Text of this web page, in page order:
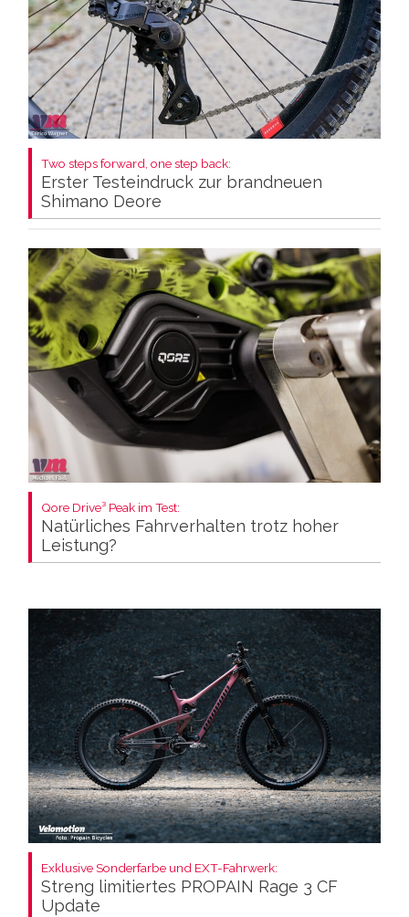
Two steps forward, one step back:
Erster Testeindruck zur brandneuen
Shimano Deore
Qore Drive³ Peak im Test:
Natürliches Fahrverhalten trotz hoher
Leistung?
Exklusive Sonderfarbe und EXT-Fahrwerk:
Streng limitiertes PROPAIN Rage 3 CF
Update